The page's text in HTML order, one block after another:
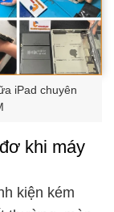
iPad chuyên
khi máy
kiện kém